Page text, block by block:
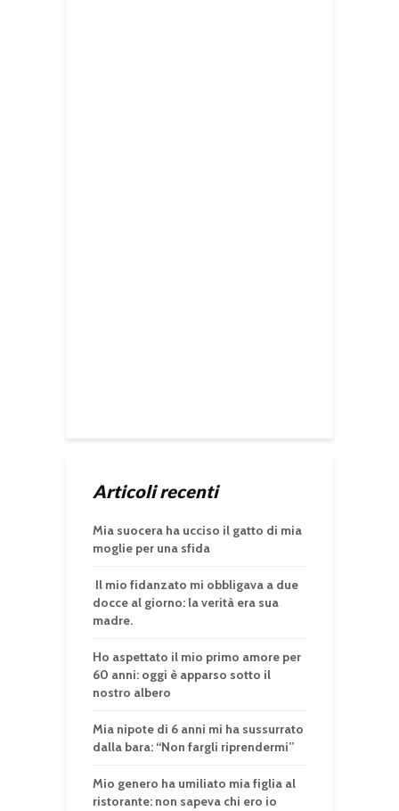
Articoli recenti
Mia suocera ha ucciso il gatto di mia
moglie per una sfida
Il mio fidanzato mi obbligava a due
docce al giorno: la verità era sua
madre.
Ho aspettato il mio primo amore per
60 anni: oggi è apparso sotto il
nostro albero
Mia nipote di 6 anni mi ha sussurrato
dalla bara: “Non fargli riprendermi”
Mio genero ha umiliato mia figlia al
ristorante: non sapeva chi ero io